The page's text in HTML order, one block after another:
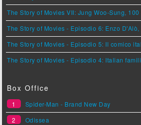
The Story of Movies VII: Jung Woo-Sung,
The Story of Movies - Episodio 6: Enzo
The Story of Movies - Episodio 5: Il comico
The Story of Movies - Episodio 4: Italian
Box Office
1
Spider-Man - Brand New Day
2
Odissea